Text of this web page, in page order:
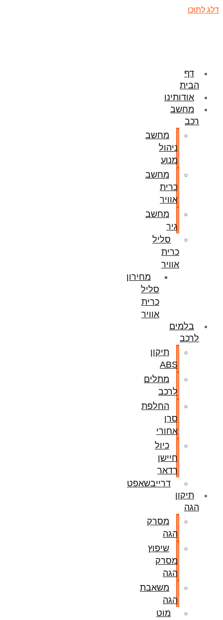
דלג לתוכן
דף
הבית
אודותינו
מחשב
רכב
מחשב
ניהול
מנוע
מחשב
כרית
אוויר
מחשב
גיר
סליל
כרית
אוויר
מחירון
סליל
כרית
אוויר
בלמים
לרכב
תיקון
ABS
מתלים
לרכב
החלפת
סרן
אחורי
כיול
חיישן
רדאר
דרייבשאפט
תיקון
הגה
מסרק
הגה
שיפוץ
מסרק
הגה
משאבת
הגה
מוט